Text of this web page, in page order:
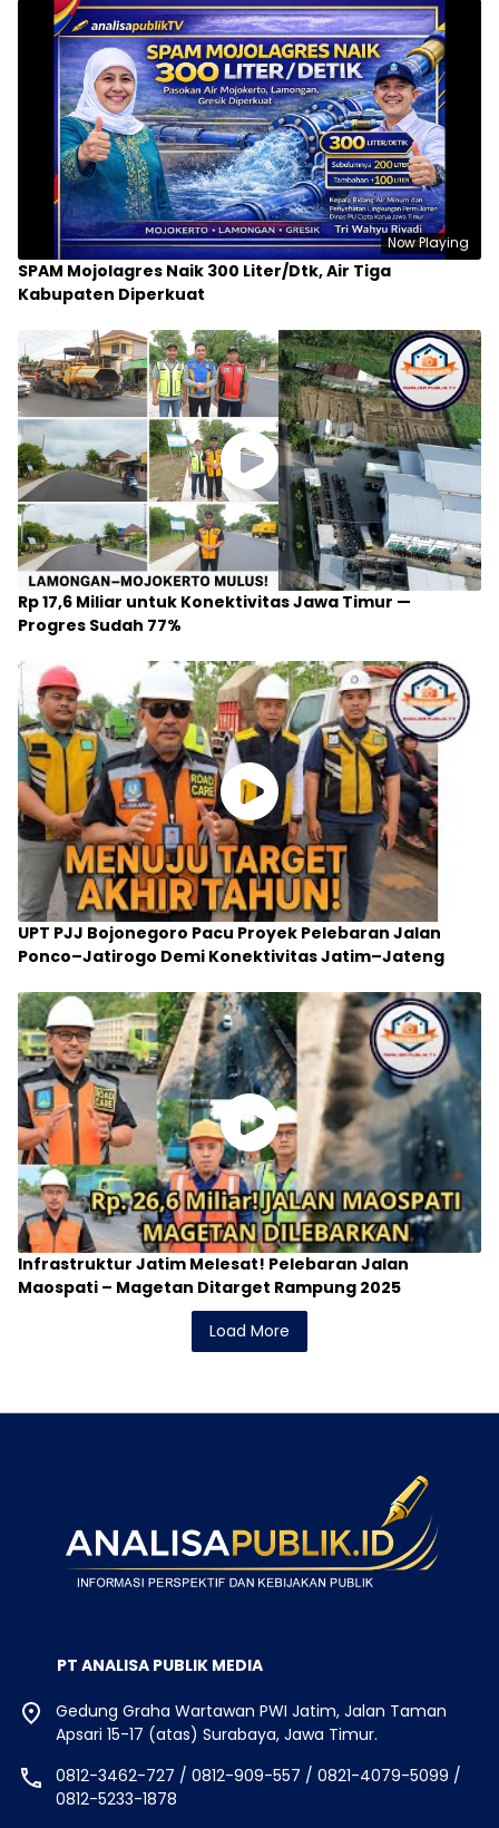
Now Playing
SPAM Mojolagres Naik 300 Liter/Dtk, Air Tiga
Kabupaten Diperkuat
Rp 17,6 Miliar untuk Konektivitas Jawa Timur —
Progres Sudah 77%
UPT PJJ Bojonegoro Pacu Proyek Pelebaran Jalan
Ponco–Jatirogo Demi Konektivitas Jatim–Jateng
Infrastruktur Jatim Melesat! Pelebaran Jalan
Maospati – Magetan Ditarget Rampung 2025
Load More
PT ANALISA PUBLIK MEDIA
Gedung Graha Wartawan PWI Jatim, Jalan Taman
Apsari 15-17 (atas) Surabaya, Jawa Timur.
0812-3462-727 / 0812-909-557 / 0821-4079-5099 /
0812-5233-1878